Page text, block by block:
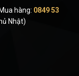
hàng: 0849 53
Nhật)